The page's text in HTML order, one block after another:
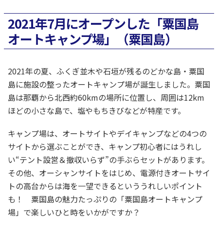
2021年7月にオープンした「粟国島
オートキャンプ場」（粟国島）
2021年の夏、ふくぎ並木や石垣が残るのどかな島・粟国
島に施設の整ったオートキャンプ場が誕生しました。粟国
島は那覇から北西約60kmの場所に位置し、周囲は12km
ほどの小さな島で、塩やもちきびなどが特産です。
キャンプ場は、オートサイトやデイキャンプなどの4つの
サイトから選ぶことができ、キャンプ初心者にはうれし
い“テント設営＆撤収いらず”の手ぶらセットがあります。
その他、オーシャンサイトをはじめ、電源付きオートサイ
トの高台からは海を一望できるといううれしいポイント
も！ 粟国島の魅力たっぷりの「粟国島オートキャンプ
場」で楽しいひと時をいかがですか？